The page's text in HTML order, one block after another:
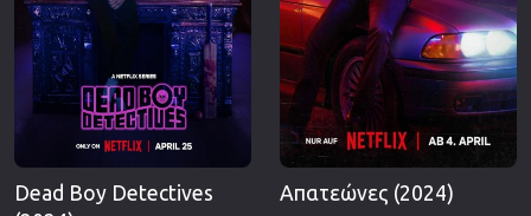
Dead Boy Detectives
Απατεώνες (2024)